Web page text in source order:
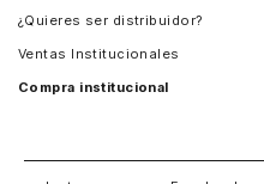
¿Quieres ser distribuidor?
Ventas Institucionales
Compra institucional